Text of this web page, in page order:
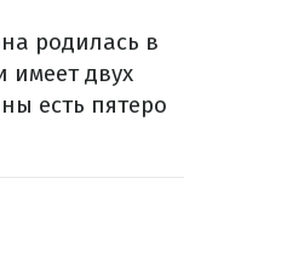
родилась в
имеет двух
есть пятеро